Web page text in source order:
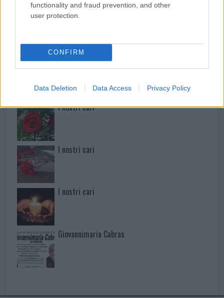
functionality and fraud prevention, and other
user protection.
CONFIRM
Data Deletion Data Access Privacy Policy
Paolo Pinna
Martina Agostina Diturco
I nostri cari
I nostri cari
I nostri cari
Giovannimaria Cabras